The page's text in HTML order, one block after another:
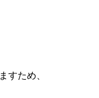
すため、